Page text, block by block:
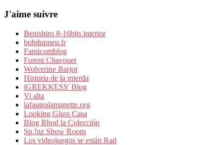
J'aime suivre
Benishiro 8-16bits interior
bobdupneu.fr
Famicomblog
Forent Chavouet
Wolverine Barjot
Historia de la mierda
iGREKKESS' Blog
Vi alta
lafautealamanette.org
Looking Glass Casa
Blog Rhod la Colección
Sp.!nz Show Room
Los videojuegos se están Rad